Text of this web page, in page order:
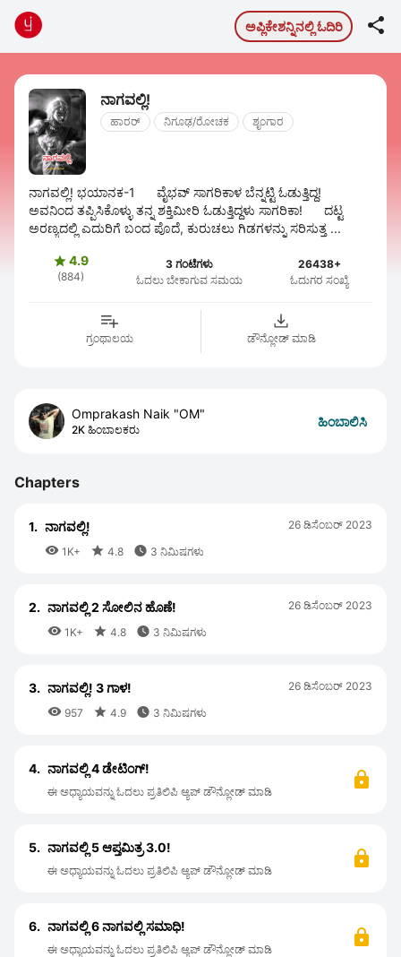
ಅಪ್ಲಿಕೇಶನ್ನಿನಲ್ಲಿ ಓದಿರಿ 
ನಾಗವಲ್ಲಿ!
ಹಾರರ್ ನಿಗೂಢ/ರೋಚಕ ಶೃಂಗಾರ
ನಾಗವಲ್ಲಿ! ಭಯಾನಕ-1 ವೈಭವ್ ಸಾಗರಿಕಾಳ ಬೆನ್ನಟ್ಟಿ ಓಡುತ್ತಿದ್ದ!
ಅವನಿಂದ ತಪ್ಪಿಸಿಕೊಳ್ಳು ತನ್ನ ಶಕ್ತಿಮೀರಿ ಓಡುತ್ತಿದ್ದಳು ಸಾಗರಿಕಾ! ದಟ್ಟ
ಅರಣ್ಯದಲ್ಲಿ ಎದುರಿಗೆ ಬಂದ ಪೊದೆ, ಕುರುಚಲು ಗಿಡಗಳನ್ನು ಸರಿಸುತ್ತ ...
4.9
(884)
3 ಗಂಟೆಗಳು
ಓದಲು ಬೇಕಾಗುವ ಸಮಯ
26438+
ಓದುಗರ ಸಂಖ್ಯೆ
ಗ್ರಂಥಾಲಯ ಡೌನ್ಲೋಡ್ ಮಾಡಿ
Omprakash Naik "OM"
2K ಹಿಂಬಾಲಕರು
ಹಿಂಬಾಲಿಸಿ
Chapters
1. ನಾಗವಲ್ಲಿ!
 1K+  4.8  3 ನಿಮಿಷಗಳು
26 ಡಿಸೆಂಬರ್ 2023
2. ನಾಗವಲ್ಲಿ 2 ಸೋಲಿನ ಹೊಣೆ!
 1K+  4.8  3 ನಿಮಿಷಗಳು
26 ಡಿಸೆಂಬರ್ 2023
3. ನಾಗವಲ್ಲಿ! 3 ಗಾಳ!
 957  4.9  3 ನಿಮಿಷಗಳು
26 ಡಿಸೆಂಬರ್ 2023
4. ನಾಗವಲ್ಲಿ 4 ಡೇಟಿಂಗ್!
ಈ ಅಧ್ಯಾಯವನ್ನು ಓದಲು ಪ್ರತಿಲಿಪಿ ಆ್ಯಪ್ ಡೌನ್ಲೋಡ್ ಮಾಡಿ
5. ನಾಗವಲ್ಲಿ 5 ಆಪ್ತಮಿತ್ರ 3.0!
ಈ ಅಧ್ಯಾಯವನ್ನು ಓದಲು ಪ್ರತಿಲಿಪಿ ಆ್ಯಪ್ ಡೌನ್ಲೋಡ್ ಮಾಡಿ
6. ನಾಗವಲ್ಲಿ 6 ನಾಗವಲ್ಲಿ ಸಮಾಧಿ!
ಈ ಅಧ್ಯಾಯವನ್ನು ಓದಲು ಪ್ರತಿಲಿಪಿ ಆ್ಯಪ್ ಡೌನ್ಲೋಡ್ ಮಾಡಿ